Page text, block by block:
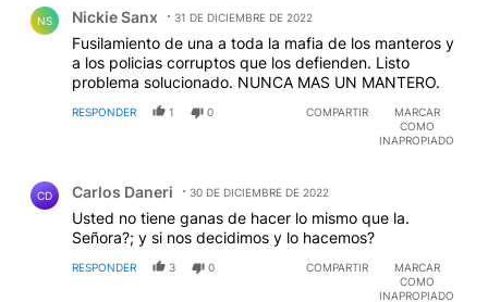
NS Nickie Sanx 31 DE DICIEMBRE DE 2022
Fusilamiento de una a toda la mafia de los manteros y
a los policias corruptos que los defienden. Listo
problema solucionado. NUNCA MAS UN MANTERO.
RESPONDER 1 0 COMPARTIR
MARCAR
COMO
INAPROPIADO
CD Carlos Daneri 30 DE DICIEMBRE DE 2022
Usted no tiene ganas de hacer lo mismo que la.
Señora?; y si nos decidimos y lo hacemos?
RESPONDER 3 0 COMPARTIR
MARCAR
COMO
INAPROPIADO